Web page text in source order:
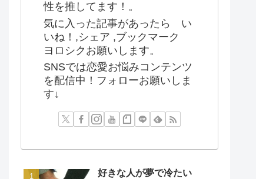
性を推してます！。
気に入った記事があったら い
いね！,シェア ,ブックマーク
ヨロシクお願いします。
SNSでは恋愛お悩みコンテンツ
を配信中！フォローお願いしま
す↓
好きな人が夢で冷たい